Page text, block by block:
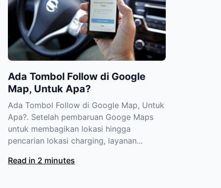
Ada Tombol Follow di Google
Map, Untuk Apa?
Ada Tombol Follow di Google Map, Untuk
Apa?. Setelah pembaruan Googe Maps
untuk membagikan lokasi hingga
pencarian lokasi charging, layanan...
Read in 2 minutes